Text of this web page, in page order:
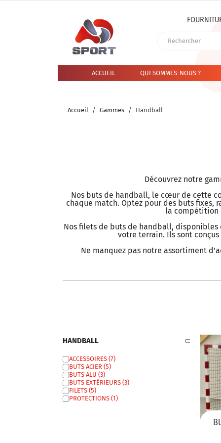
ACCUEIL QUI SOMMES-NOUS ?
Accueil Gammes Handball
Découvrez notre
Nos buts de handball, le cœur de cette
chaque match. Optez pour des buts
la compétition
Nos filets de buts de handball,
votre terrain. Ils sont
Ne manquez pas notre assortiment
HANDBALL
ACCESSOIRES
BUTS ACIER
BUTS ALU
BUTS EXTÉRIEURS
FILETS
PROTECTIONS